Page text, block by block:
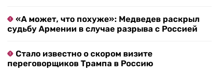
«А может, что похуже»: Медведев раскрыл
судьбу Армении в случае разрыва с Россией
Стало известно о скором визите
переговорщиков Трампа в Россию